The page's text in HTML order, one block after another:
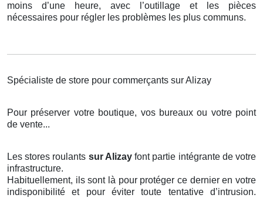
moins d’une heure, avec l’outillage et les pièces
nécessaires pour régler les problèmes les plus communs.
Spécialiste de store pour commerçants sur Alizay
Pour préserver votre boutique, vos bureaux ou votre point
de vente...
Les stores roulants sur Alizayfont partie intégrante de votre
infrastructure.
Habituellement, ils sont là pour protéger ce dernier en votre
indisponibilité et pour éviter toute tentative d’intrusion.